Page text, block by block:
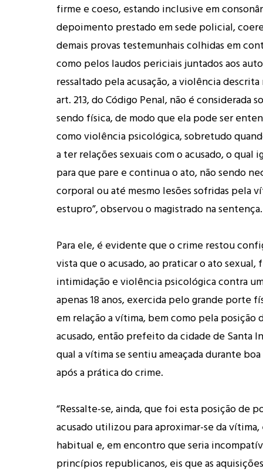
firme e coeso, estando inclusive em
depoimento prestado em sede policial,
demais provas testemunhais colhidas em
como pelos laudos periciais juntados aos
ressaltado pela acusação, a violência
art. 213, do Código Penal, não é considerada
sendo física, de modo que ela pode ser
como violência psicológica, sobretudo
a ter relações sexuais com o acusado, o qual
para que pare e continua o ato, não sendo
corporal ou até mesmo lesões sofridas pela
estupro”, observou o magistrado na sentença.
Para ele, é evidente que o crime restou
vista que o acusado, ao praticar o ato sexual,
intimidação e violência psicológica contra
apenas 18 anos, exercida pelo grande porte
em relação a vítima, bem como pela posição
acusado, então prefeito da cidade de Santa
qual a vítima se sentiu ameaçada durante
após a prática do crime.
“Ressalte-se, ainda, que foi esta posição de
acusado utilizou para aproximar-se da
habitual e, em encontro que seria
princípios republicanos, eis que as